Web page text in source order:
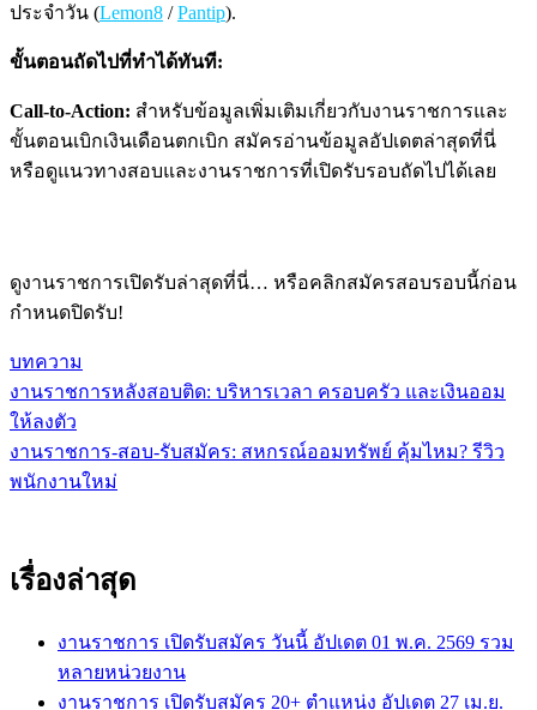
ประจำวัน (Lemon8 /Pantip).
ขั้นตอนถัดไปที่ทำได้ทันที:
Call-to-Action: สำหรับข้อมูลเพิ่มเติมเกี่ยวกับงานราชการและ
ขั้นตอนเบิกเงินเดือนตกเบิก สมัครอ่านข้อมูลอัปเดตล่าสุดที่นี่
หรือดูแนวทางสอบและงานราชการที่เปิดรับรอบถัดไปได้เลย
ดูงานราชการเปิดรับล่าสุดที่นี่… หรือคลิกสมัครสอบรอบนี้ก่อน
กำหนดปิดรับ!
บทความ
แนะแนว
เรื่อง
งานราชการหลังสอบติด: บริหารเวลา ครอบครัว และเงินออม
ให้ลงตัว
งานราชการ-สอบ-รับสมัคร: สหกรณ์ออมทรัพย์ คุ้มไหม? รีวิว
พนักงานใหม่
เรื่องล่าสุด
งานราชการ เปิดรับสมัคร วันนี้ อัปเดต 01 พ.ค. 2569 รวม
หลายหน่วยงาน
งานราชการ เปิดรับสมัคร 20+ ตำแหน่ง อัปเดต 27 เม.ย.